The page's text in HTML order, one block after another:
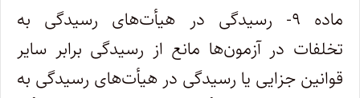
ماده ۹- رسیدگی در هیأت‌های رسیدگی به
تخلفات در آزمون‌ها مانع از رسیدگی برابر سایر
قوانین جزایی یا رسیدگی در هیأت‌های رسیدگی به